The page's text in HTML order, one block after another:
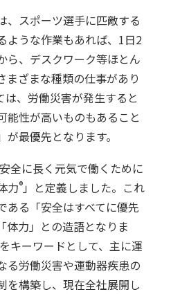
、スポーツ選手に匹敵する
ような作業もあれば、1日2
ら、デスクワーク等ほとん
まざまな種類の仕事があり
は、労働災害が発生すると
能性が高いものもあること
最優先となります。
全に長く元気で働くために
力®」と定義しました。これ
ある「安全はすべてに優先
体力」との造語となりま
キーワードとして、主に運
る労働災害や運動器疾患の
を構築し、現在全社展開し